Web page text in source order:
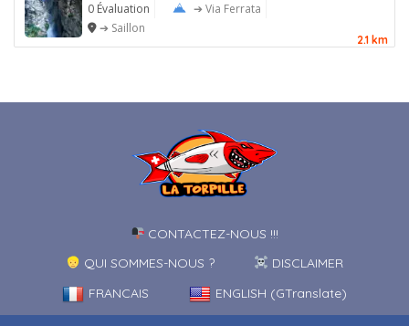
0 Évaluation
➔ Via Ferrata
➔ Saillon
2.1 km
CONTACTEZ-NOUS !!!
QUI SOMMES-NOUS ?
DISCLAIMER
FRANCAIS
ENGLISH (GTranslate)